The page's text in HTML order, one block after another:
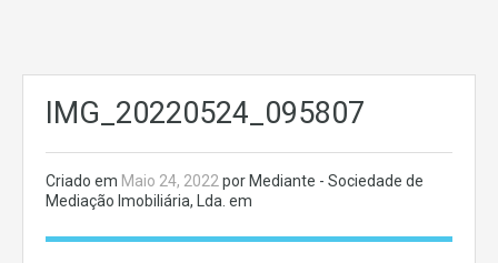
IMG_20220524_095807
Criado em Maio 24, 2022por Mediante - Sociedade de
Mediação Imobiliária, Lda. em